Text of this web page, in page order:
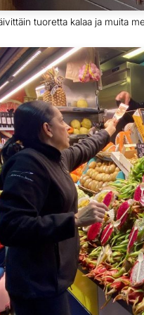
tuoretta kalaa ja muita